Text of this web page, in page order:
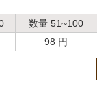
数量 51~100
98 円